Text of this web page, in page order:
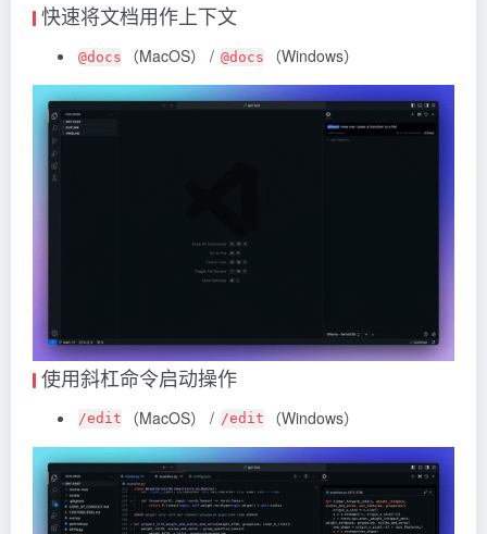
快速将文档用作上下文
@docs （MacOS） / @docs （Windows）
使用斜杠命令启动操作
/edit （MacOS） / /edit （Windows）